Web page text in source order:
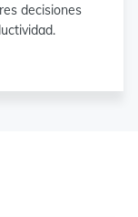
decisiones